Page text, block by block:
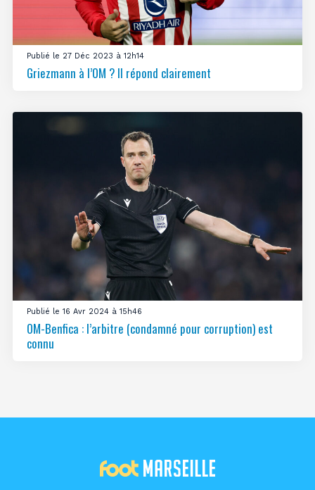
Publié le 27 Déc 2023 à 12h14
Griezmann à l’OM ? Il répond clairement
Publié le 16 Avr 2024 à 15h46
OM-Benfica : l’arbitre (condamné pour corruption) est
connu